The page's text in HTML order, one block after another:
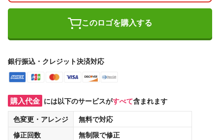
このロゴを購入する
銀行振込・クレジット決済対応
購入代金 には以下のサービスがすべて含まれます
色変更・アレンジ
無料で対応
修正回数
無制限で修正